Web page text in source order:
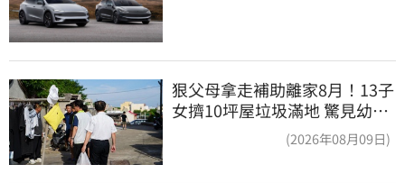
狠父母拿走補助離家8月！13子
女擠10坪屋垃圾滿地 驚見幼童
(2026年08月09日)